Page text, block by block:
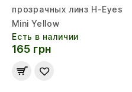
прозрачных линз H-Eyes
Mini Yellow
Есть в наличии
165 грн